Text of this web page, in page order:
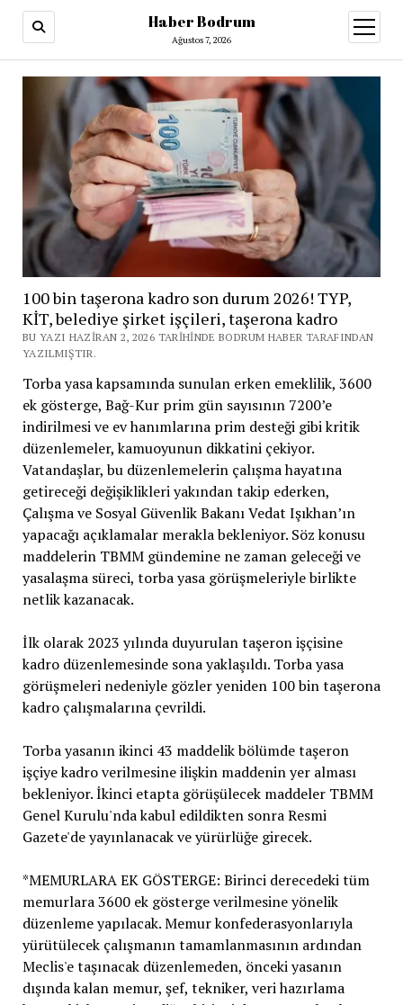
Haber Bodrum
Ağustos 7, 2026
aç
100 bin taşerona kadro son durum 2026! TYP,
KİT, belediye şirket işçileri, taşerona kadro
BU YAZI HAZIRAN 2, 2026 TARIHINDE BODRUM HABER TARAFINDAN
YAZILMIŞTIR.
Torba yasa kapsamında sunulan erken emeklilik, 3600
ek gösterge, Bağ-Kur prim gün sayısının 7200’e
indirilmesi ve ev hanımlarına prim desteği gibi kritik
düzenlemeler, kamuoyunun dikkatini çekiyor.
Vatandaşlar, bu düzenlemelerin çalışma hayatına
getireceği değişiklikleri yakından takip ederken,
Çalışma ve Sosyal Güvenlik Bakanı Vedat Işıkhan’ın
yapacağı açıklamalar merakla bekleniyor. Söz konusu
maddelerin TBMM gündemine ne zaman geleceği ve
yasalaşma süreci, torba yasa görüşmeleriyle birlikte
netlik kazanacak.
İlk olarak 2023 yılında duyurulan taşeron işçisine
kadro düzenlemesinde sona yaklaşıldı. Torba yasa
görüşmeleri nedeniyle gözler yeniden 100 bin taşerona
kadro çalışmalarına çevrildi.
Torba yasanın ikinci 43 maddelik bölümde taşeron
işçiye kadro verilmesine ilişkin maddenin yer alması
bekleniyor. İkinci etapta görüşülecek maddeler TBMM
Genel Kurulu'nda kabul edildikten sonra Resmi
Gazete'de yayınlanacak ve yürürlüğe girecek.
*MEMURLARA EK GÖSTERGE: Birinci derecedeki tüm
memurlara 3600 ek gösterge verilmesine yönelik
düzenleme yapılacak. Memur konfederasyonlarıyla
yürütülecek çalışmanın tamamlanmasının ardından
Meclis'e taşınacak düzenlemeden, önceki yasanın
dışında kalan memur, şef, tekniker, veri hazırlama